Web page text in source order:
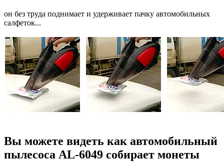
он без труда поднимает и удерживает пачку автомобильных
салфеток...
Вы можете видеть как автомобильный
пылесоса AL-6049 собирает монеты